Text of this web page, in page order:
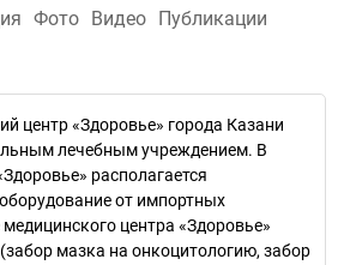
Фото Видео Публикации
центр «Здоровье» города Казани
лечебным учреждением. В
располагается
от импортных
центра «Здоровье»
мазка на онкоцитологию, забор